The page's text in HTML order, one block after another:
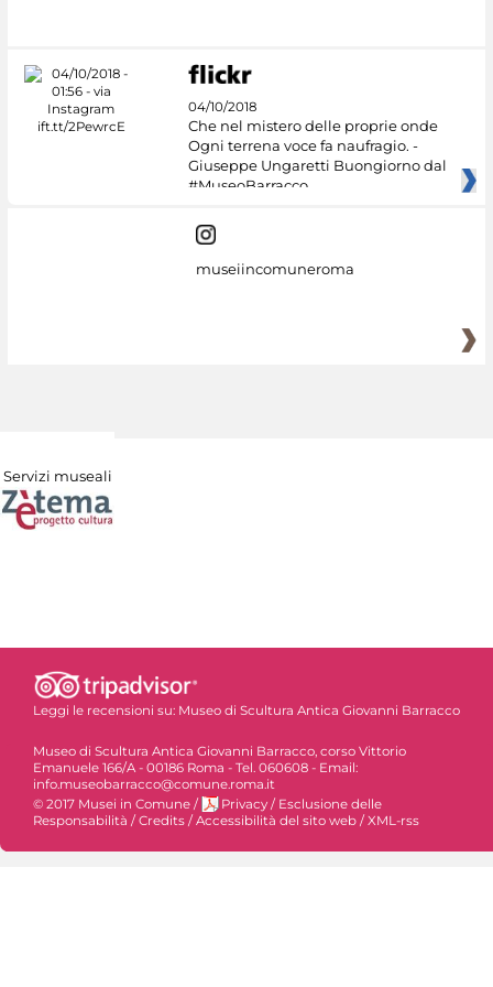
04/10/2018
Che nel mistero delle proprie onde
Ogni terrena voce fa naufragio. -
Giuseppe Ungaretti Buongiorno dal
#MuseoBarracco
museiincomuneroma
Servizi museali
Leggi le recensioni su: Museo di Scultura Antica Giovanni Barracco
Museo di Scultura Antica Giovanni Barracco, corso Vittorio
Emanuele 166/A - 00186 Roma - Tel. 060608 - Email:
info.museobarracco@comune.roma.it
© 2017 Musei in Comune / Privacy / Esclusione delle
Responsabilità / Credits / Accessibilità del sito web / XML-rss